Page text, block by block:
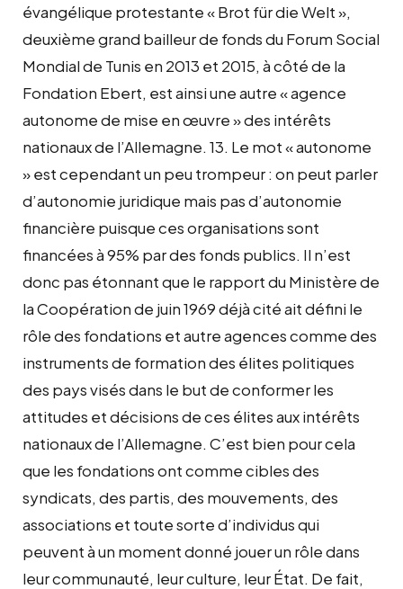
évangélique protestante « Brot für die Welt »,
deuxième grand bailleur de fonds du Forum Social
Mondial de Tunis en 2013 et 2015, à côté de la
Fondation Ebert, est ainsi une autre « agence
autonome de mise en œuvre » des intérêts
nationaux de l’Allemagne. 13. Le mot « autonome
» est cependant un peu trompeur : on peut parler
d’autonomie juridique mais pas d’autonomie
financière puisque ces organisations sont
financées à 95% par des fonds publics. Il n’est
donc pas étonnant que le rapport du Ministère de
la Coopération de juin 1969 déjà cité ait défini le
rôle des fondations et autre agences comme des
instruments de formation des élites politiques
des pays visés dans le but de conformer les
attitudes et décisions de ces élites aux intérêts
nationaux de l’Allemagne. C’est bien pour cela
que les fondations ont comme cibles des
syndicats, des partis, des mouvements, des
associations et toute sorte d’individus qui
peuvent à un moment donné jouer un rôle dans
leur communauté, leur culture, leur État. De fait,